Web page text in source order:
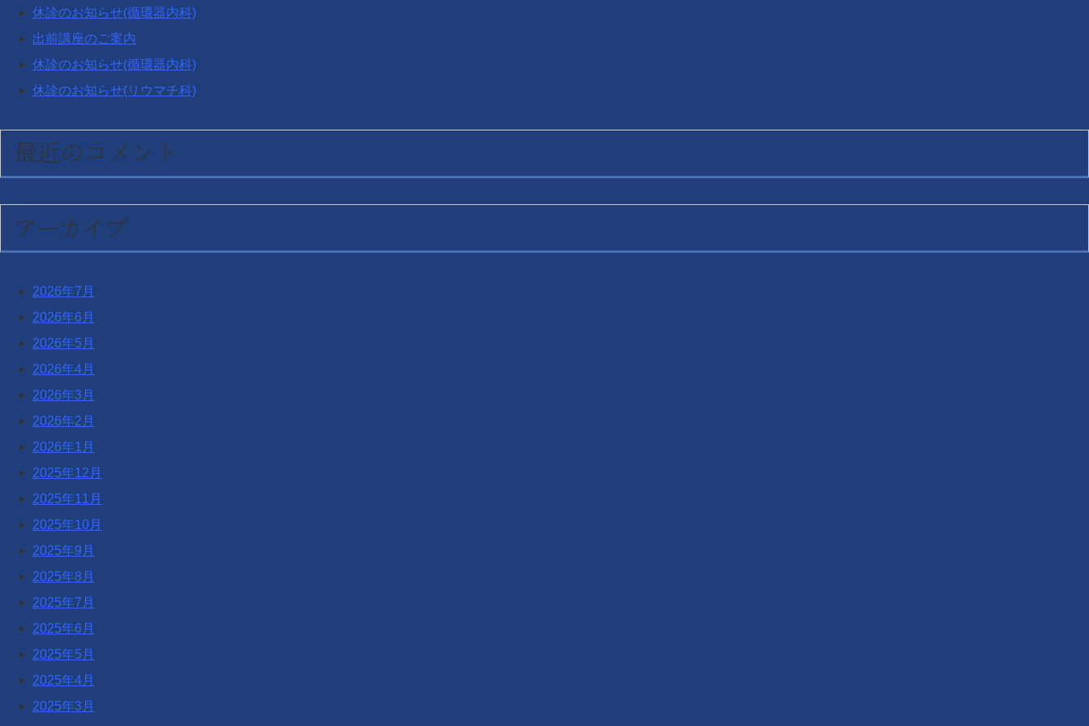
休診のお知らせ(循環器内科)
出前講座のご案内
休診のお知らせ(循環器内科)
休診のお知らせ(リウマチ科)
最近のコメント
アーカイブ
2026年7月
2026年6月
2026年5月
2026年4月
2026年3月
2026年2月
2026年1月
2025年12月
2025年11月
2025年10月
2025年9月
2025年8月
2025年7月
2025年6月
2025年5月
2025年4月
2025年3月